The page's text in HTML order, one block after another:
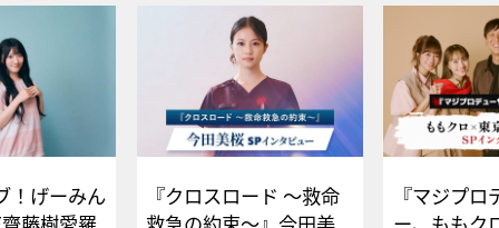
！げーみん
『クロスロード ～救命
『マジプロ